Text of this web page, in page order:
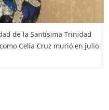
de la Santísima Trinidad
Celia Cruz murió en julio